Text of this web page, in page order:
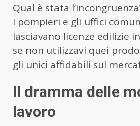
Qual è stata
i pompieri e gli uffici
lasciavano licenze edilizie
se non utilizzavi quei
gli unici affidabili sul
Il dramma delle
lavoro